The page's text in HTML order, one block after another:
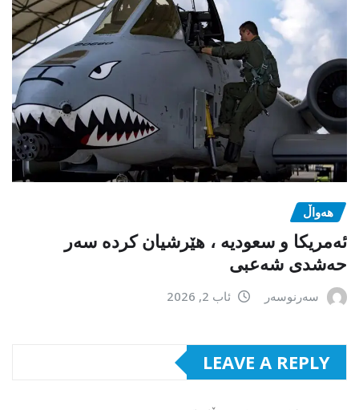
هەواڵ
ئەمریکا و سعودیە ، هێرشیان کردە سەر
حەشدی شەعبی
سەرنوسەر ئاب 2, 2026
LEAVE A REPLY